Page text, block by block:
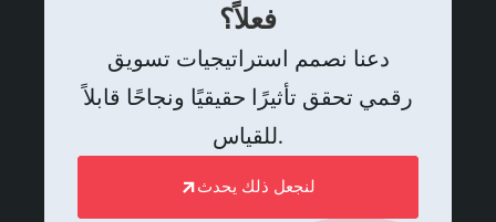
فعلاً؟
دعنا نصمم استراتيجيات تسويق
رقمي تحقق تأثيرًا حقيقيًا ونجاحًا قابلاً
للقياس.
لنجعل ذلك يحدث